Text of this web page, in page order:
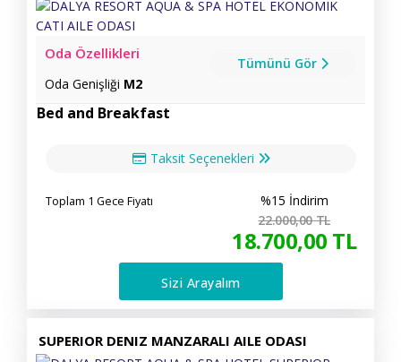
Oda Özellikleri
Oda Genişliği M2
Tümünü Gör
Bed and Breakfast
Taksit Seçenekleri
Toplam 1 Gece Fiyatı
%15 İndirim
22.000,00TL
18.700,00 TL
Sizi Arayalım
SUPERIOR DENIZ MANZARALI AILE ODASI